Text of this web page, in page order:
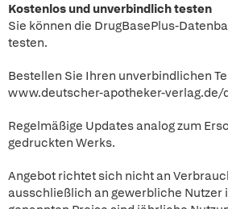
Kostenlos und unverbindlich testen
Sie können die DrugBasePlus-
testen.
Bestellen Sie Ihren unverbindlichen
www.deutscher-apotheker-verlag.de/
Regelmäßige Updates analog zum
gedruckten Werks.
Angebot richtet sich nicht an
ausschließlich an gewerbliche Nutzer